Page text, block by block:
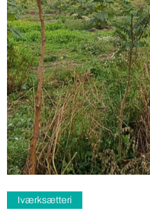
Iværksætteri